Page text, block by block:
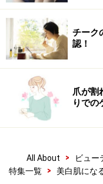
チーク
認！
爪が割
りでの
All About > ビュー
特集一覧
> 美白肌にな